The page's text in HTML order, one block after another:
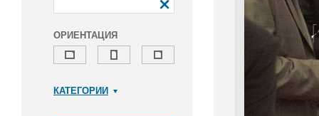
ОРИЕНТАЦИЯ
КАТЕГОРИИ